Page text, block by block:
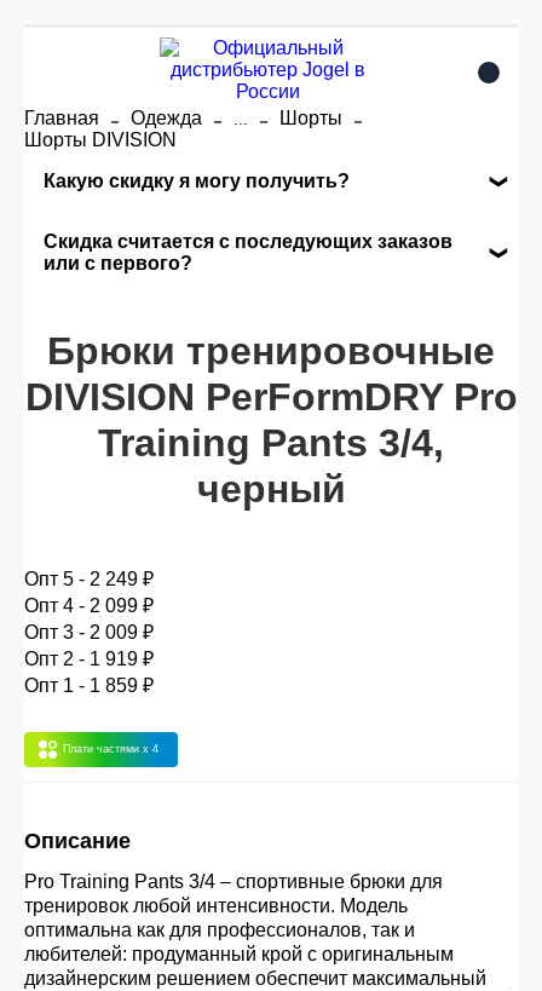
Главная Одежда ...
Шорты
Шорты DIVISION
Какую скидку я могу получить?
розничной цене
(25%) -
сумма всех заказов за 6 месяцев -
25.000 рублей.
30.000 рублей.
Опт 3(33%)
Опт 2(36%)- сумма всех заказов за 6 месяцев
Опт 1(38%) -сумма всех заказов за 6 месяцев -
400.000 рублей.
Скидка считается с последующих заказов
или с первого?
автоматически активизируется в корзине вашего
заказа.
Брюки тренировочные
DIVISION PerFormDRY Pro
Training Pants 3/4,
черный
Опт 5 - 2 249 ₽
Опт 4 - 2 099 ₽
Опт 3 - 2 009 ₽
Опт 2 - 1 919 ₽
Опт 1 - 1 859 ₽
Плати частями x 4
Описание
Pro Training Pants 3/4 – спортивные брюки для
тренировок любой интенсивности. Модель
оптимальна как для профессионалов, так и
любителей: продуманный крой с оригинальным
дизайнерским решением обеспечит максимальный